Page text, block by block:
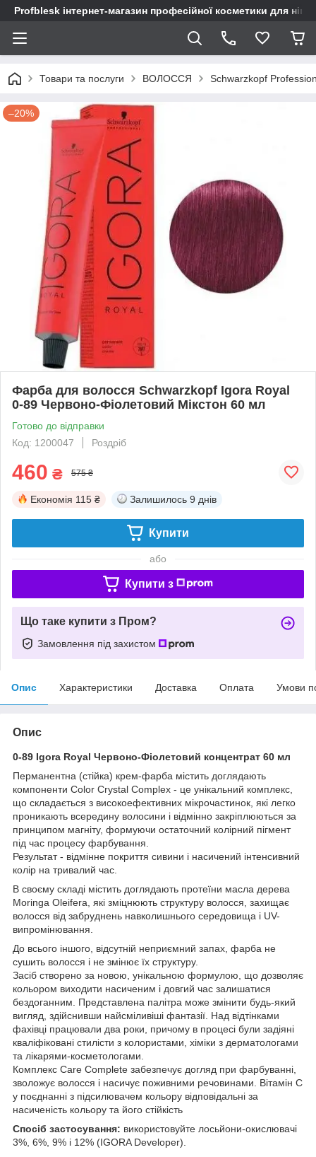
Profblesk інтернет-магазин професійної косметики для
Товари та послуги ВОЛОССЯ Schwarzkopf
–20%
Фарба для волосся Schwarzkopf Igora Royal
0-89 Червоно-Фіолетовий Мікстон 60 мл
Готово до відправки
Код: 1200047
Роздріб
460 ₴ 575 ₴
Економія 115 ₴ Залишилось 9 днів
Купити
або
Купити з
Що таке купити з Пром?
Замовлення під захистом
Опис Характеристики Доставка Оплата Умови
Опис
0-89 Igora Royal Червоно-Фіолетовий концентрат 60 мл
Перманентна (стійка) крем-фарба містить доглядають
компоненти Color Crystal Complex - це унікальний комплекс,
що складається з високоефективних мікрочастинок, які легко
проникають всередину волосини і відмінно закріплюються за
принципом магніту, формуючи остаточний колірний пігмент
під час процесу фарбування.
Результат - відмінне покриття сивини і насичений інтенсивний
колір на тривалий час.
В своєму складі містить доглядають протеїни масла дерева
Moringa Oleifera, які зміцнюють структуру волосся, захищає
волосся від забруднень навколишнього середовища і UV-
випромінювання.
До всього іншого, відсутній неприємний запах, фарба не
сушить волосся і не змінює їх структуру.
Засіб створено за новою, унікальною формулою, що дозволяє
кольором виходити насиченим і довгий час залишатися
бездоганним. Представлена палітра може змінити будь-який
вигляд, здійснивши найсміливіші фантазії. Над відтінками
фахівці працювали два роки, причому в процесі були задіяні
кваліфіковані стилісти з колористами, хіміки з дерматологами
та лікарями-косметологами.
Комплекс Care Complete забезпечує догляд при фарбуванні,
зволожує волосся і насичує поживними речовинами. Вітамін С
у поєднанні з підсилювачем кольору відповідальні за
насиченість кольору та його стійкість
Спосіб застосування: використовуйте лосьйони-окислювачі
3%, 6%, 9% і 12% (IGORA Developer).